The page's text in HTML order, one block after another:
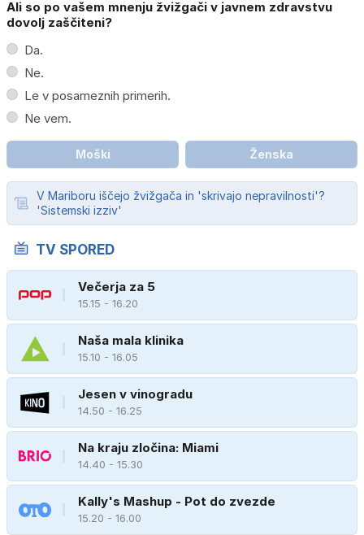
Ali so po vašem mnenju žvižgači v javnem zdravstvu
dovolj zaščiteni?
Da.
Ne.
Le v posameznih primerih.
Ne vem.
Moški Ženska
V Mariboru iščejo žvižgača in 'skrivajo nepravilnosti'?
'Sistemski izziv'
TV SPORED
Večerja za 5
15.15 - 16.20
Naša mala klinika
15.10 - 16.05
Jesen v vinogradu
14.50 - 16.25
Na kraju zločina: Miami
14.40 - 15.30
Kally's Mashup - Pot do zvezde
15.20 - 16.00